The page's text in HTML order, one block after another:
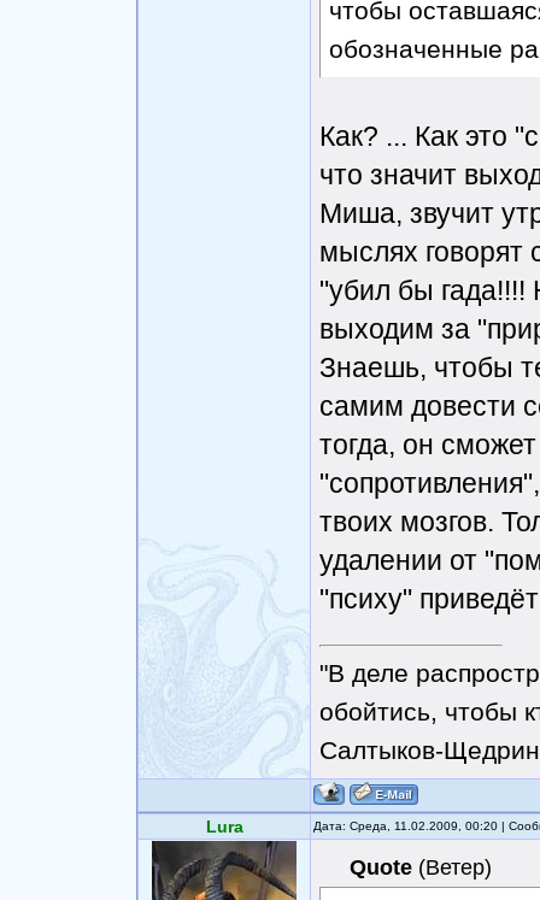
чтобы
обозначенные
Как? ... Как это
что значит
Миша, звучит
мыслях говорят
"убил бы гада!!!!
выходим за
Знаешь, чтобы
самим довести
тогда, он
твоих мозгов.
удалении от
"психу"
"В деле
обойтись, чтобы
Салтыков-
Lura Дата: Среда, 11.02.2009, 00:20 |
Quote (Ветер)